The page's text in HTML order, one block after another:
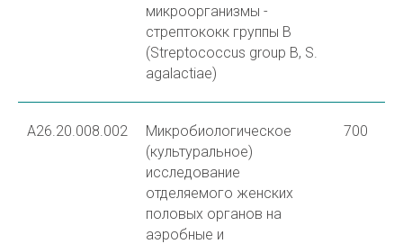
микроорганизмы -
стрептококк группы В
(Streptococcus group В, S.
agalactiae)
A26.20.008.002
Микробиологическое
(культуральное)
исследование
отделяемого женских
половых органов на
аэробные и
700